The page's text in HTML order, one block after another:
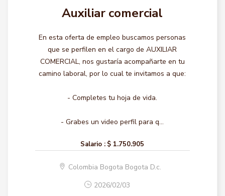
Auxiliar comercial
En esta oferta de empleo buscamos personas
que se perfilen en el cargo de AUXILIAR
COMERCIAL, nos gustaría acompañarte en tu
camino laboral, por lo cual te invitamos a que:
- Completes tu hoja de vida.
- Grabes un video perfil para q...
Salario : $ 1.750.905
Colombia Bogota Bogota D.c.
2026/02/03